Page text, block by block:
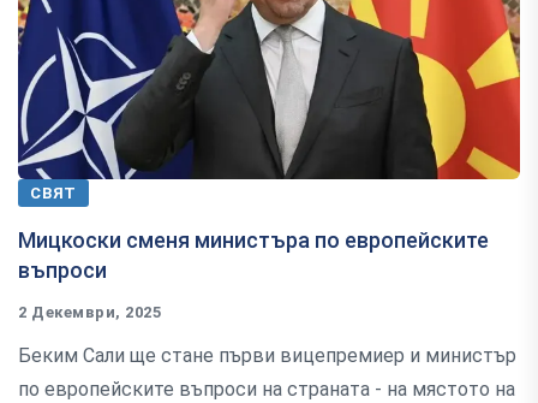
СВЯТ
Мицкоски сменя министъра по европейските
въпроси
2 Декември, 2025
Беким Сали ще стане първи вицепремиер и министър
по европейските въпроси на страната - на мястото на